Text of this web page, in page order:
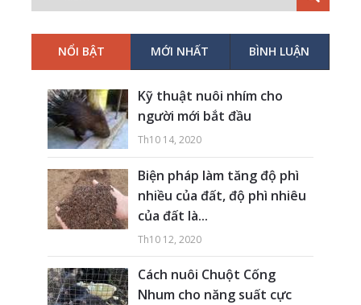
NỔI BẬT MỚI NHẤT BÌNH LUẬN
Kỹ thuật nuôi nhím cho
người mới bắt đầu
Th10 14, 2020
Biện pháp làm tăng độ phì
nhiều của đất, độ phì nhiêu
của đất là...
Th10 12, 2020
Cách nuôi Chuột Cống
Nhum cho năng suất cực